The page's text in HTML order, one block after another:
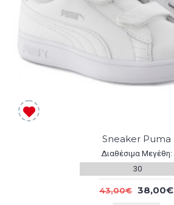
Sneaker Puma
Διαθέσιμα Μεγέθη:
30
43,00€ 38,00€